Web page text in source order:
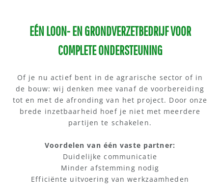
EÉN LOON- EN GRONDVERZETBEDRIJF VOOR
COMPLETE ONDERSTEUNING
Of je nu actief bent in de agrarische sector of in
de bouw: wij denken mee vanaf de voorbereiding
tot en met de afronding van het project. Door onze
brede inzetbaarheid hoef je niet met meerdere
partijen te schakelen.
Voordelen van één vaste partner:
Duidelijke communicatie
Minder afstemming nodig
Efficiënte uitvoering van werkzaamheden